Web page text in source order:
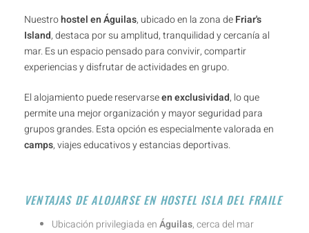
Nuestrohostel en Águilas, ubicado en la zona deFriar's
Island, destaca por su amplitud, tranquilidad y cercanía al
mar. Es un espacio pensado para convivir, compartir
experiencias y disfrutar de actividades en grupo.
El alojamiento puede reservarseen exclusividad, lo que
permite una mejor organización y mayor seguridad para
grupos grandes. Esta opción es especialmente valorada en
camps, viajes educativos y estancias deportivas.
VENTAJAS DE ALOJARSE EN HOSTEL ISLA DEL FRAILE
Ubicación privilegiada enÁguilas, cerca del mar